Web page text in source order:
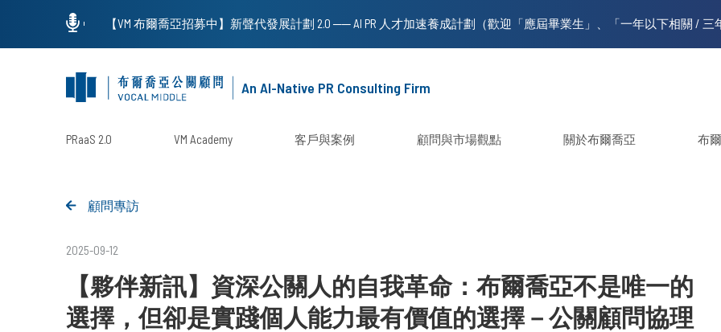
An AI-Native PR Consulting Firm
PRaaS 2.0 VM Academy 客戶與案例 顧問與市場觀點 關於布爾喬亞 布
顧問專訪
2025-09-12
【夥伴新訊】資深公關人的自我革命：布爾喬亞不是唯一的
選擇，但卻是實踐個人能力最有價值的選擇－公關顧問協理